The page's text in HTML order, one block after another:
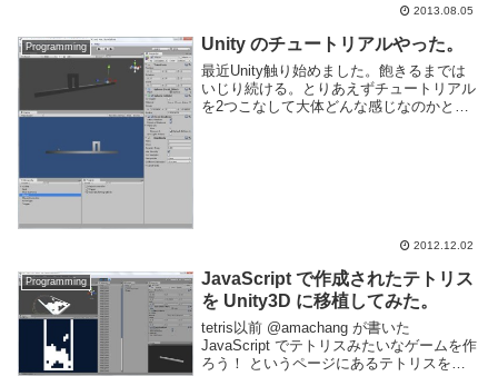
2013.08.05
Programming Unity のチュートリアルやった。
最近Unity触り始めました。飽きるまでは
いじり続ける。とりあえずチュートリアル
を2つこなして大体どんな感じなのかとソ
2012.12.02
Programming
JavaScript で作成されたテトリス
を Unity3D に移植してみた。
tetris以前 @amachang が書いた
JavaScript でテトリスみたいなゲームを作
ろう！ というページにあるテトリスをそ